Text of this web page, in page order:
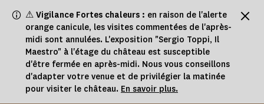
⚠ Vigilance Fortes chaleurs : en raison de l'alerte
orange canicule, les visites commentées de l'après-
midi sont annulées. L'exposition "Sergio Toppi, Il
Maestro" à l'étage du château est susceptible
d'être fermée en après-midi. Nous vous conseillons
d'adapter votre venue et de privilégier la matinée
pour visiter le château. En savoir plus.